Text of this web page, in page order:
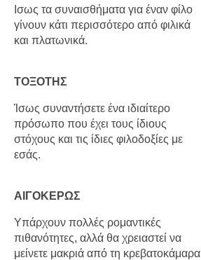
Ισως τα συναισθήματα για έναν φίλο
γίνουν κάτι περισσότερο από φιλικά
και πλατωνικά.
ΤΟΞΟΤΗΣ
Ίσως συναντήσετε ένα ιδιαίτερο
πρόσωπο που έχει τους ίδιους
στόχους και τις ίδιες φιλοδοξίες με
εσάς.
ΑΙΓΟΚΕΡΩΣ
Υπάρχουν πολλές ρομαντικές
πιθανότητες, αλλά θα χρειαστεί να
μείνετε μακριά από τη κρεβατοκάμαρα